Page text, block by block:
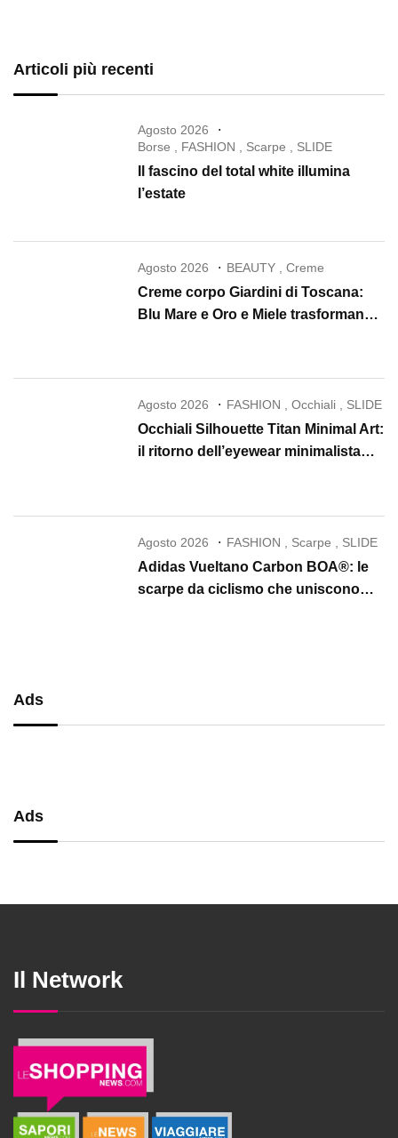
Articoli più recenti
Agosto 2026
Borse
FASHION Scarpe SLIDE
Il fascino del total white illumina
l’estate
Agosto 2026 BEAUTY ,Creme
Creme corpo Giardini di Toscana:
Blu Mare e Oro e Miele trasformano
Agosto 2026 FASHION ,Occhiali , SLIDE
Occhiali Silhouette Titan Minimal Art:
il ritorno dell’eyewear minimalista
Agosto 2026 FASHION Scarpe SLIDE
Adidas Vueltano Carbon BOA®: le
scarpe da ciclismo che uniscono
Ads
Ads
Il Network